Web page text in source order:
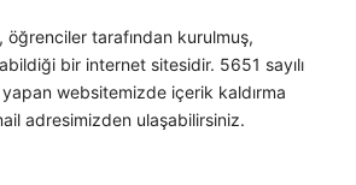
tarafından kurulmuş,
bir internet sitesidir. 5651 sayılı
websitemizde içerik kaldırma
adresimizden ulaşabilirsiniz.